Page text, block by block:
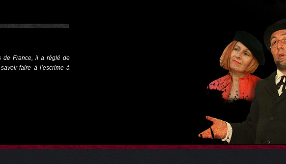
de France, il a réglé de
faire à l’escrime à